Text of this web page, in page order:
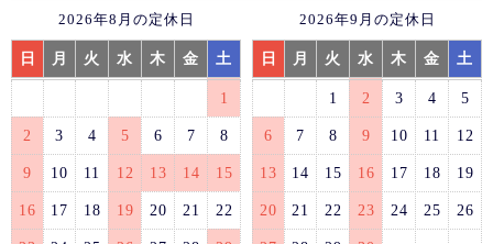
2026年8月の定休日
日 月 火 水 木 金 土
1
2 3 4 5 6 7 8
9 10 11 12 13 14 15
16 17 18 19 20 21 22
2026年9月の定休日
日 月 火 水 木 金 土
1 2 3 4 5
6 7 8 9 10 11 12
13 14 15 16 17 18 19
20 21 22 23 24 25 26